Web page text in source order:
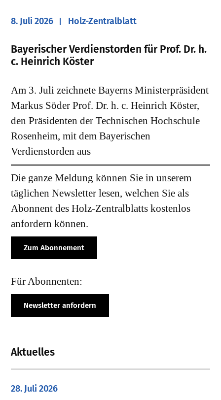
8. Juli 2026 Holz-Zentralblatt
​Bayerischer Verdienstorden für Prof. Dr. h.
c. Heinrich Köster
Am 3. Juli zeichnete Bayerns Ministerpräsident
Markus Söder Prof. Dr. h. c. Heinrich Köster,
den Präsidenten der Technischen Hochschule
Rosenheim, mit dem Bayerischen
Verdienstorden aus
Die ganze Meldung können Sie in unserem
täglichen Newsletter lesen, welchen Sie als
Abonnent des Holz-Zentralblatts kostenlos
anfordern können.
Zum Abonnement
Für Abonnenten:
Newsletter anfordern
Aktuelles
28. Juli 2026